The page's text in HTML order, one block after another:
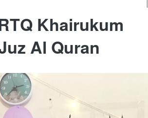
Khairukum
Al Quran